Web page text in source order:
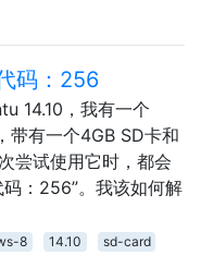
码：256
14.10，我有一个
带有一个4GB SD卡和
尝试使用它时，都会
：256”。我该如何解
8 14.10
sd-card